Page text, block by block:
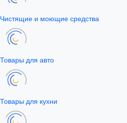
Чистящие и моющие средства
Товары для авто
Товары для кухни